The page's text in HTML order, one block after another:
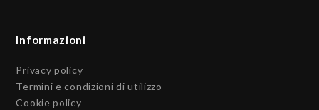
Informazioni
Privacy policy
Termini e condizioni di utilizzo
Cookie policy